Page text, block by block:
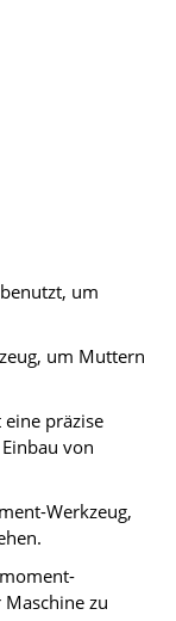
um
um Muttern
präzise
von
Werkzeug,
zu